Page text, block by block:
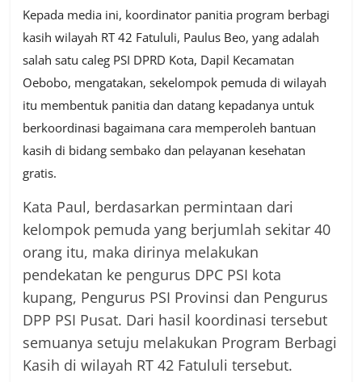
Kepada media ini, koordinator panitia program berbagi
kasih wilayah RT 42 Fatululi, Paulus Beo, yang adalah
salah satu caleg PSI DPRD Kota, Dapil Kecamatan
Oebobo, mengatakan, sekelompok pemuda di wilayah
itu membentuk panitia dan datang kepadanya untuk
berkoordinasi bagaimana cara memperoleh bantuan
kasih di bidang sembako dan pelayanan kesehatan
gratis.
Kata Paul, berdasarkan permintaan dari
kelompok pemuda yang berjumlah sekitar 40
orang itu, maka dirinya melakukan
pendekatan ke pengurus DPC PSI kota
kupang, Pengurus PSI Provinsi dan Pengurus
DPP PSI Pusat. Dari hasil koordinasi tersebut
semuanya setuju melakukan Program Berbagi
Kasih di wilayah RT 42 Fatululi tersebut.